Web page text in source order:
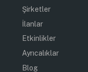
Şirketler
İlanlar
Etkinlikler
Ayrıcalıklar
Blog